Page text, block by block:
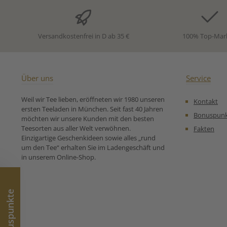
stilvoller Kaffeegenuss in
Teetassen – Kilkenny Cream
begeistert durch Charakter,
Tiefe und ein raffiniertes
Zutaten:Schwarzer Indien-,
Arabica-Kaffeebohnen,
Aroma, Jasminblüten Unsere
Zubereitungsempfehlung
für Schwarzer Tee Kilkenny
Cream:
gemütliche
nette
Alternative zur
oder als feiner
Sorbitsirup,
Mono- und
Versandkostenfrei in D ab 35 € 100% Top-
Über uns
Weil wir Tee lieben, eröffneten wir 1980 unseren
ersten Teeladen in München. Seit fast 40 Jahren
möchten wir unsere Kunden mit den besten
Teesorten aus aller Welt verwöhnen.
Einzigartige Geschenkideen sowie alles „rund
um den Tee“ erhalten Sie im Ladengeschäft und
in unserem Online-Shop.
Service
Kontakt
Fakten